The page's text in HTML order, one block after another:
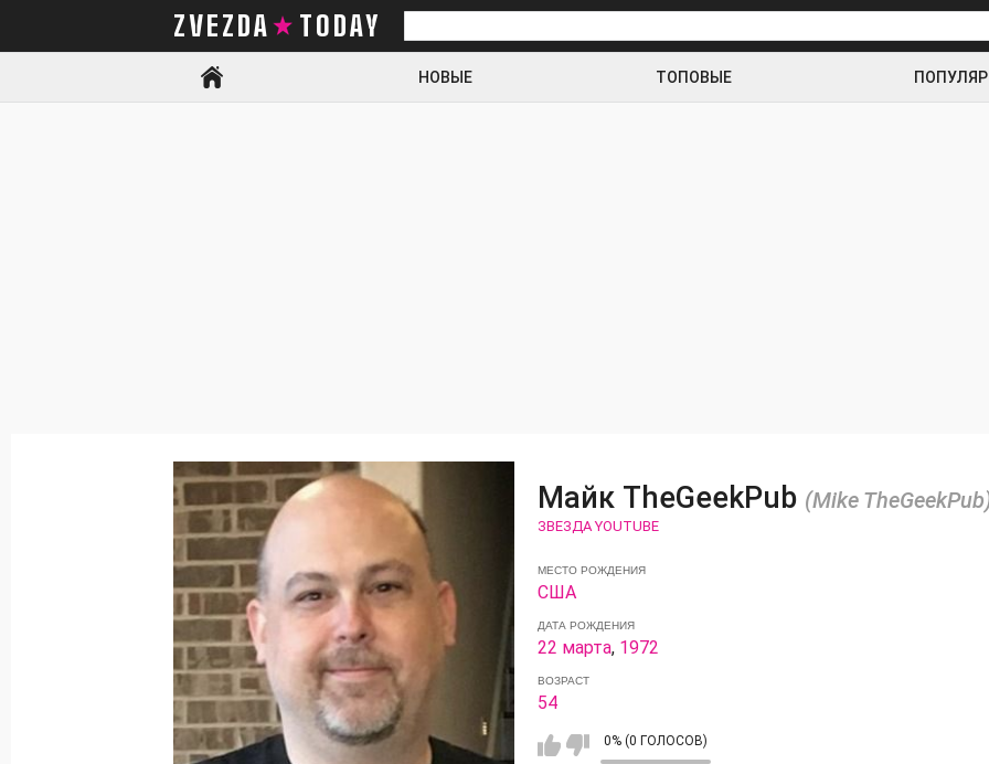
ZVEZDA TODAY
Искать
НОВЫЕ ТОПОВЫЕ
Майк TheGeekPub (Mike
ЗВЕЗДА YOUTUBE
МЕСТО РОЖДЕНИЯ
США
ДАТА РОЖДЕНИЯ
22 марта, 1972
ВОЗРАСТ
54
0% (0 ГОЛОСОВ)